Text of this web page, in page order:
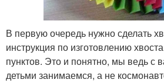
В первую очередь нужно сделать
инструкция по изготовлению
пунктов. Это и понятно, мы ведь с
детьми занимаемся, а не